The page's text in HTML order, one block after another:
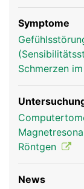
Symptome
Schmerzen
Röntgen
News